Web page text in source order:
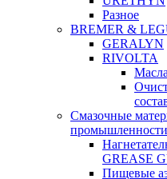
Разное
BREMER &
GERALYN
RIVOLTA
Смазочные
GREASE
Пищевые